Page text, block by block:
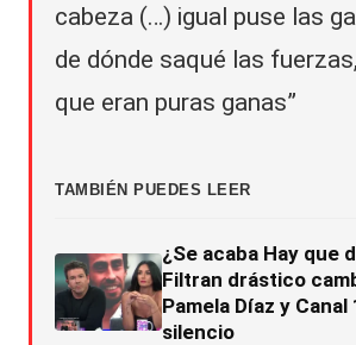
cabeza (…) igual puse las
de dónde saqué las
que eran puras ganas”
TAMBIÉN PUEDES LEER
¿Se acaba Hay que
Filtran drástico
Pamela Díaz y
silencio